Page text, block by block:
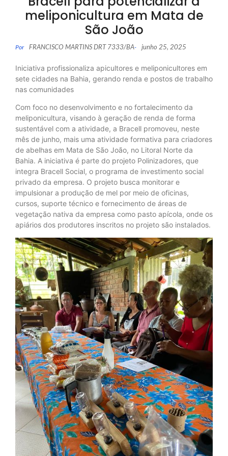
meliponicultura em Mata de
São João
Por FRANCISCO MARTINS DRT 7333/BA- junho 25, 2025
Iniciativa profissionaliza apicultores e meliponicultores em
sete cidades na Bahia, gerando renda e postos de trabalho
nas comunidades
Com foco no desenvolvimento e no fortalecimento da
meliponicultura, visando à geração de renda de forma
sustentável com a atividade, a Bracell promoveu, neste
mês de junho, mais uma atividade formativa para criadores
de abelhas em Mata de São João, no Litoral Norte da
Bahia. A iniciativa é parte do projeto Polinizadores, que
integra Bracell Social, o programa de investimento social
privado da empresa. O projeto busca monitorar e
impulsionar a produção de mel por meio de oficinas,
cursos, suporte técnico e fornecimento de áreas de
vegetação nativa da empresa como pasto apícola, onde os
apiários dos produtores inscritos no projeto são instalados.